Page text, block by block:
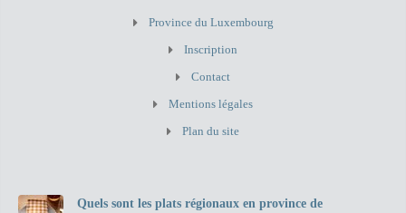
Province du Luxembourg
Inscription
Contact
Mentions légales
Plan du site
Quels sont les plats régionaux en province de